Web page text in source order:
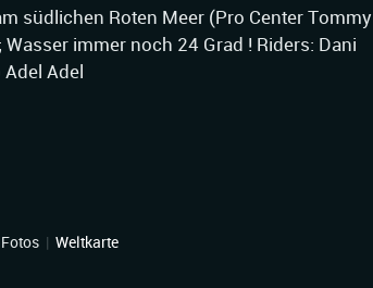
südlichen Roten Meer (Pro Center Tommy
Wasser immer noch 24 Grad ! Riders: Dani
Adel
| Weltkarte